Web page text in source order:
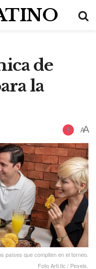
de
la
AA
países que compiten en el torneo.
Foto Arti.tic / Pexels.